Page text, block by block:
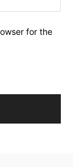
for the